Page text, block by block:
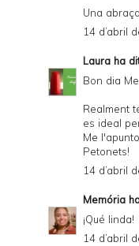
Una
14 d’abril
Laura ha
Bon dia
Realment
es ideal
Me
Petonets!
14 d’abril
Memória
¡Qué linda!
14 d’abril